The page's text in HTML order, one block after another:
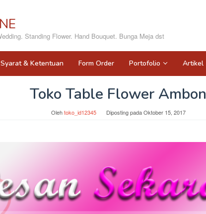
Standing Flower. Hand Bouquet. Bunga Meja dst
Syarat & Ketentuan Form Order Portofolio Artikel
Toko Table Flower Ambon
Olehtoko_id12345 Diposting padaOktober 15, 2017